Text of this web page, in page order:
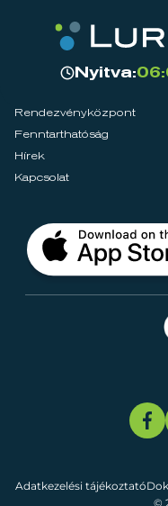
Nyitva:
Rendezvényközpont
Fenntarthatóság
Hírek
Kapcsolat
©
Adatkezelési tájékoztató